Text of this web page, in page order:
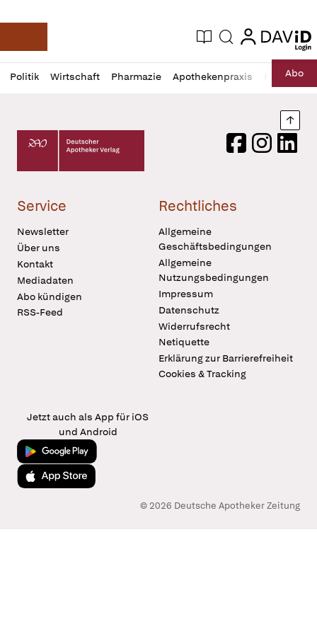
Deutsche Apotheker Zeitung
Aktuelle Ausgabe
Suche login
login
Politik Wirtschaft Pharmazie Apothekenpraxis RechtAbo
Profil
öffnen
Daz
Pur
Deutscher Apotheker Verlag Logo
FacebookInstagram
Service
Newsletter
Über uns
Kontakt
Mediadaten
Abo kündigen
RSS-Feed
Rechtliches
Allgemeine
Geschäftsbedingungen
Allgemeine
Nutzungsbedingungen
Impressum
Datenschutz
Widerrufsrecht
Netiquette
Erklärung zur Barrierefreiheit
Cookies & Tracking
Jetzt auch als App für iOS
und Android
Jetzt bei Google Play
Laden im App Store
© 2026 Deutsche Apotheker Zeitung